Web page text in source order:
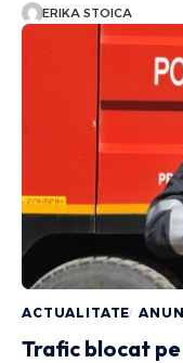
ERIKA STOICA
ACTUALITATE
Trafic blocat pe